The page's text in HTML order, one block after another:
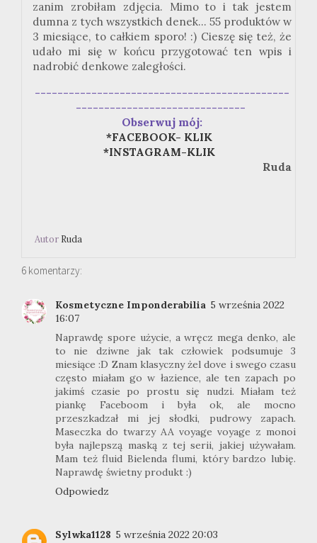
zanim zrobiłam zdjęcia. Mimo to i tak jestem
dumna z tych wszystkich denek... 55 produktów w
3 miesiące, to całkiem sporo! :) Cieszę się też, że
udało mi się w końcu przygotować ten wpis i
nadrobić denkowe zaległości.
---------------------------------------------
------------------------------
Obserwuj mój:
*FACEBOOK- KLIK
*INSTAGRAM-KLIK
Ruda
Autor Ruda
6 komentarzy:
Kosmetyczne Imponderabilia 5 września 2022
16:07
Naprawdę spore użycie, a wręcz mega denko, ale
to nie dziwne jak tak człowiek podsumuje 3
miesiące :D Znam klasyczny żel dove i swego czasu
często miałam go w łazience, ale ten zapach po
jakimś czasie po prostu się nudzi. Miałam też
piankę Faceboom i była ok, ale mocno
przeszkadzał mi jej słodki, pudrowy zapach.
Maseczka do twarzy AA voyage voyage z monoi
była najlepszą maską z tej serii, jakiej używałam.
Mam też fluid Bielenda flumi, który bardzo lubię.
Naprawdę świetny produkt :)
Odpowiedz
Sylwka1128 5 września 2022 20:03